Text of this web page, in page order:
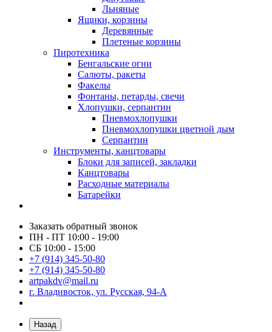
Льняные
Ящики, корзины
Деревянные
Плетеные корзины
Пиротехника
Бенгальские огни
Салюты, ракеты
Факелы
Фонтаны, петарды, свечи
Хлопушки, серпантин
Пневмохлопушки
Пневмохлопушки цветной дым
Серпантин
Инструменты, канцтовары
Блоки для записей, закладки
Канцтовары
Расходные материалы
Батарейки
Заказать обратный звонок
ПН - ПТ 10:00 - 19:00
СБ 10:00 - 15:00
+7 (914) 345-50-80
+7 (914) 345-50-80
artpakdv@mail.ru
г. Владивосток, ул. Русская, 94-А
Назад